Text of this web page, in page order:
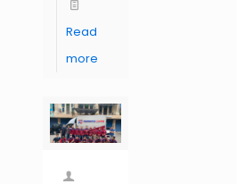
Read
more